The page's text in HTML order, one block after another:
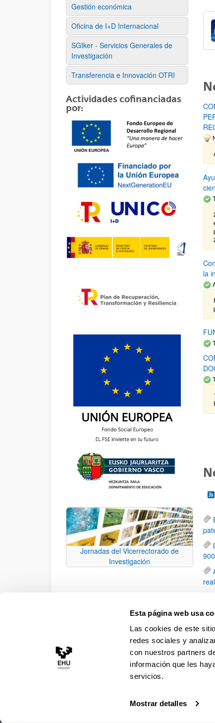
Esta página web usa
Las cookies de este
redes sociales y
con nuestros partners
información que les
servicios.
Mostrar detalles
Gestión económica
Oficina de I+D Internacional
SGIker - Servicios Generales de
Investigación
Transferencia e Innovación OTRI
Actividades cofinanciadas
por:
Jornadas del Vicerrectorado de
Investigación
la
la